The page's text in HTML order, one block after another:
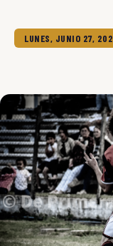
LUNES, JUNIO 27,